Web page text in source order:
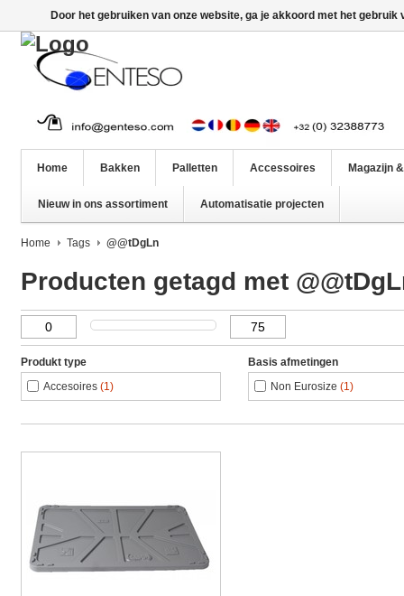
Home Bakken Palletten Accessoires Magazijn
Nieuw in ons assortiment Automatisatie projecten
Home Tags @@tDgLn
Producten getagd met
Produkt type
Accesoires (1)
Basis afmetingen
Non Eurosize (1)
Door het gebruiken van onze website, ga je akkoord met het